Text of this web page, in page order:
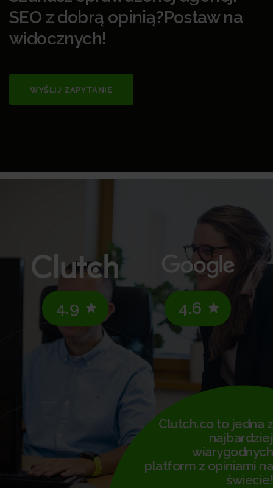
SEO z dobrą opinią?Postaw na
widocznych!
WYŚLIJ ZAPYTANIE
4.9 4.6
Clutch.co to jedna z
najbardziej
wiarygodnych
platform z opiniami na
świecie!